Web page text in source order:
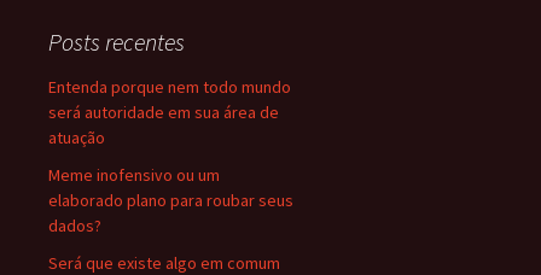
Posts recentes
Entenda porque nem todo mundo
será autoridade em sua área de
atuação
Meme inofensivo ou um
elaborado plano para roubar seus
dados?
Será que existe algo em comum